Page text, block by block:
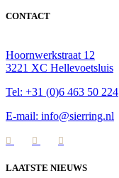
CONTACT
Hoornwerkstraat 12
3221 XC Hellevoetsluis
Tel: +31 (0)6 463 50 224
E-mail: info@sierring.nl
LAATSTE NIEUWS